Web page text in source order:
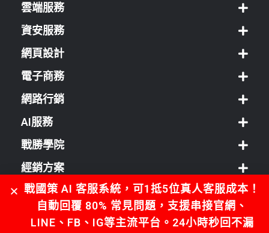
雲端服務
資安服務
網頁設計
電子商務
網路行銷
AI服務
戰勝學院
經銷方案
客服中心
戰國策 AI 客服系統，可1抵5位真人客服成本！
自動回覆 80% 常見問題，支援串接官網、
LINE、FB、IG等主流平台。24小時秒回不漏